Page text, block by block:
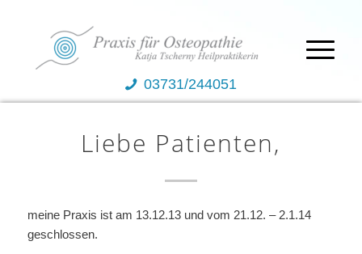
03731/244051
Liebe Patienten,
meine Praxis ist am 13.12.13 und vom 21.12. – 2.1.14
geschlossen.